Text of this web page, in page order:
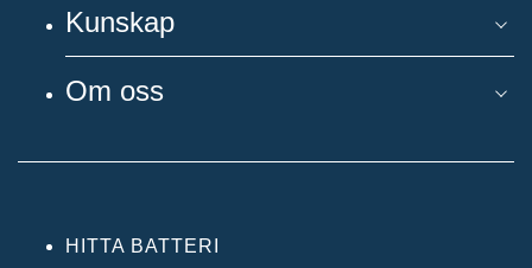
Kunskap
Om oss
HITTA BATTERI